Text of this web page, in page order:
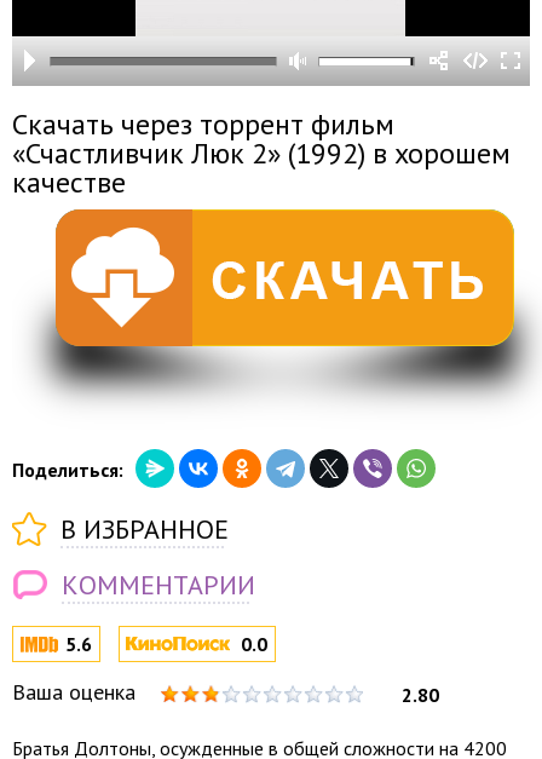
5.6 0.0
Ваша оценка 2.80
Братья Долтоны, осужденные в общей сложности на 4200
Скачать через торрент фильм
«Счастливчик Люк 2» (1992) в хорошем
качестве
Поделиться:
В ИЗБРАННОЕ
КОММЕНТАРИИ